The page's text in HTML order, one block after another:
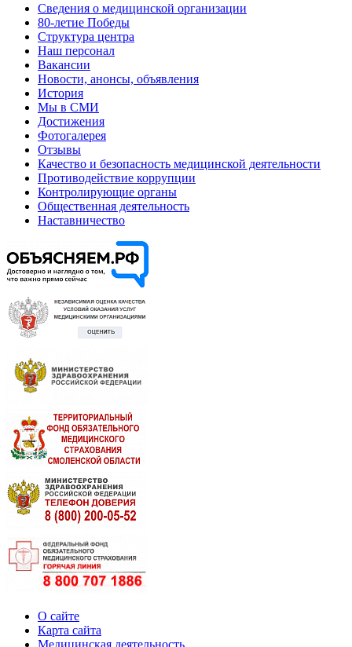
Сведения о медицинской организации
80-летие Победы
Структура центра
Наш персонал
Вакансии
Новости, анонсы, объявления
История
Мы в СМИ
Достижения
Фотогалерея
Отзывы
Качество и безопасность медицинской деятельности
Противодействие коррупции
Контролирующие органы
Общественная деятельность
Наставничество
О сайте
Карта сайта
Медицинская деятельность